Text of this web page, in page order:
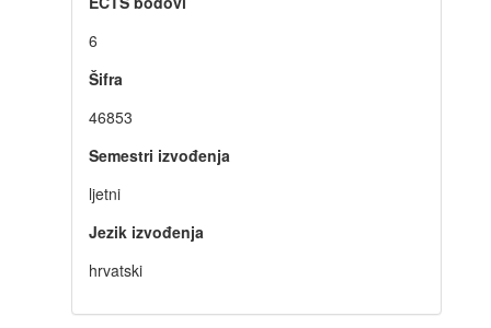
6
Šifra
46853
Semestri izvođenja
ljetni
Jezik izvođenja
hrvatski